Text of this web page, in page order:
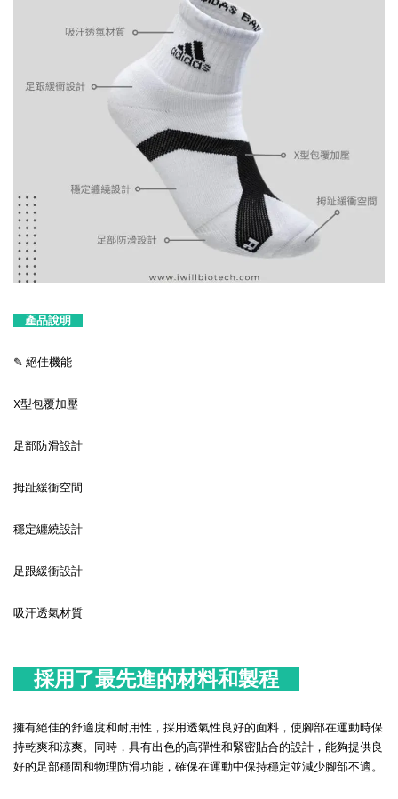
產品說明
✎ 絕佳機能
X型包覆加壓
足部防滑設計
拇趾緩衝空間
穩定纏繞設計
足跟緩衝設計
吸汗透氣材質
採用了最先進的材料和製程
擁有絕佳的舒適度和耐用性，採用透氣性良好的面料，使腳部在運動時保
持乾爽和涼爽。同時，具有出色的高彈性和緊密貼合的設計，能夠提供良
好的足部穩固和物理防滑功能，確保在運動中保持穩定並減少腳部不適。